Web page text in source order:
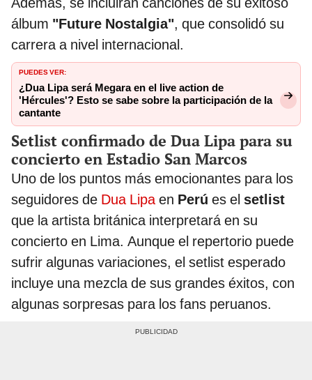
álbum "Future Nostalgia", que consolidó su
carrera a nivel internacional.
PUEDES VER:
¿Dua Lipa será Megara en el live action de
'Hércules'? Esto se sabe sobre la participación de la
cantante
Setlist confirmado de Dua Lipa para su
concierto en Estadio San Marcos
Uno de los puntos más emocionantes para los
seguidores de Dua Lipaen Perú es el setlist
que la artista británica interpretará en su
concierto en Lima. Aunque el repertorio puede
sufrir algunas variaciones, el setlist esperado
incluye una mezcla de sus grandes éxitos, con
algunas sorpresas para los fans peruanos.